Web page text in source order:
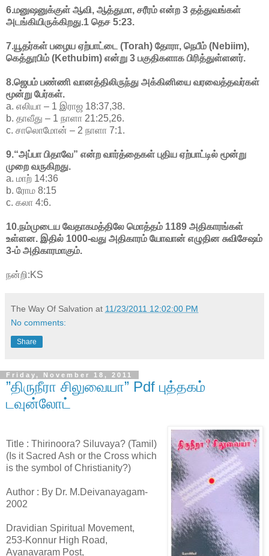
6.மனுஷனுக்குள் ஆவி, ஆத்துமா, சரீரம் என்ற 3 தத்துவங்கள்
அடங்கியிருக்கிறது.1 தெச 5:23.
7.யூதர்கள் பழைய ஏற்பாட்டை (Torah) தோரா, நெபீம் (Nebiim),
கெத்தூபிம் (Kethubim) என்று 3 பகுதிகளாக பிரித்துள்ளனர்.
8.ஜெபம் பண்ணி வானத்திலிருந்து அக்கினியை வரவைத்தவர்கள்
மூன்று பேர்கள்.
a. எலியா – 1 இராஜ 18:37,38.
b. தாவீது – 1 நாளா 21:25,26.
c. சாலொமோன் – 2 நாளா 7:1.
9.“அப்பா பிதாவே” என்ற வார்த்தைகள் புதிய ஏற்பாட்டில் மூன்று
முறை வருகிறது.
a. மாற் 14:36
b. ரோம 8:15
c. கலா 4:6.
10.நம்முடைய வேதாகமத்திலே மொத்தம் 1189 அதிகாரங்கள்
உள்ளன. இதில் 1000-வது அதிகாரம் யோவான் எழுதின சுவிசேஷம்
3-ம் அதிகாரமாகும்.
நன்றி:KS
The Way Of Salvation at 11/23/2011 12:02:00 PM
No comments:
Share
Friday, November 18, 2011
”திருநீரா சிலுவையா” Pdf புத்தகம்
டவுன்லோட்
Title : Thirinoora? Siluvaya? (Tamil)
(Is it Sacred Ash or the Cross which
is the symbol of Christianity?)
Author : By Dr. M.Deivanayagam-
2002
Dravidian Spiritual Movement,
253-Konnur High Road,
Ayanavaram Post,